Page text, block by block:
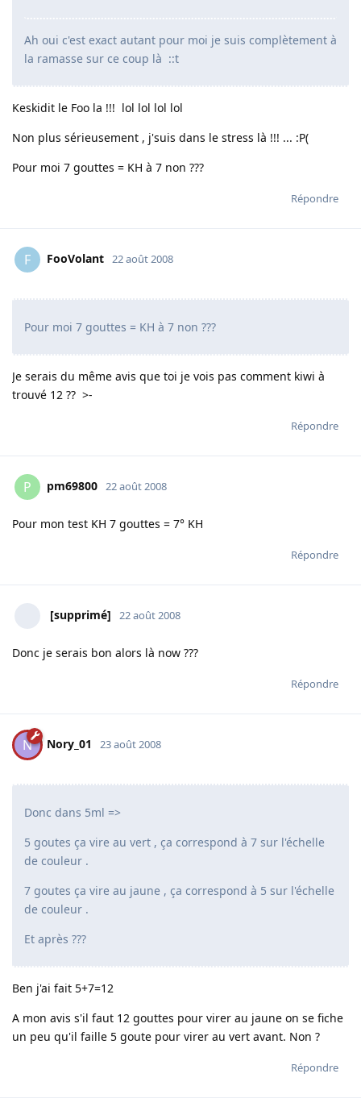
Ah oui c'est exact autant pour moi je suis complètement à
la ramasse sur ce coup là ::t
Keskidit le Foo la !!! lol lol lol lol
Non plus sérieusement , j'suis dans le stress là !!! ... :P(
Pour moi 7 gouttes = KH à 7 non ???
Répondre
F FooVolant 22 août 2008
Pour moi 7 gouttes = KH à 7 non ???
Je serais du même avis que toi je vois pas comment kiwi à
trouvé 12 ?? >-
Répondre
P pm69800 22 août 2008
Pour mon test KH 7 gouttes = 7° KH
Répondre
[supprimé] 22 août 2008
Donc je serais bon alors là now ???
Répondre
N Nory_01 23 août 2008
Donc dans 5ml =>
5 goutes ça vire au vert , ça correspond à 7 sur l'échelle
de couleur .
7 goutes ça vire au jaune , ça correspond à 5 sur l'échelle
de couleur .
Et après ???
Ben j'ai fait 5+7=12
A mon avis s'il faut 12 gouttes pour virer au jaune on se fiche
un peu qu'il faille 5 goute pour virer au vert avant. Non ?
Répondre